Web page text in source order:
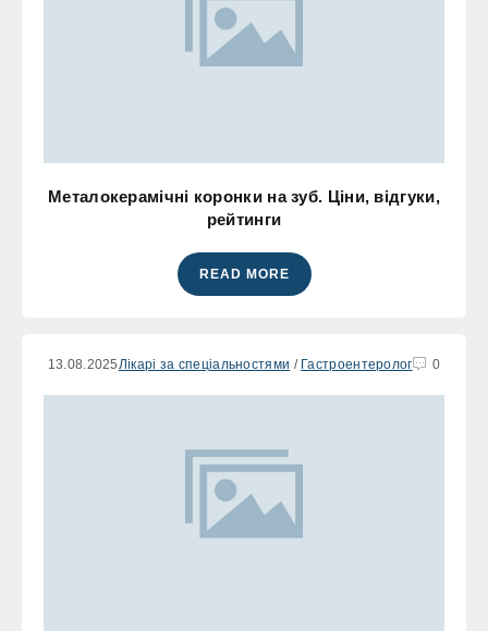
Металокерамічні коронки на зуб. Ціни, відгуки,
рейтинги
READ MORE
13.08.2025 Лікарі за спеціальностями / Гастроентеролог 0